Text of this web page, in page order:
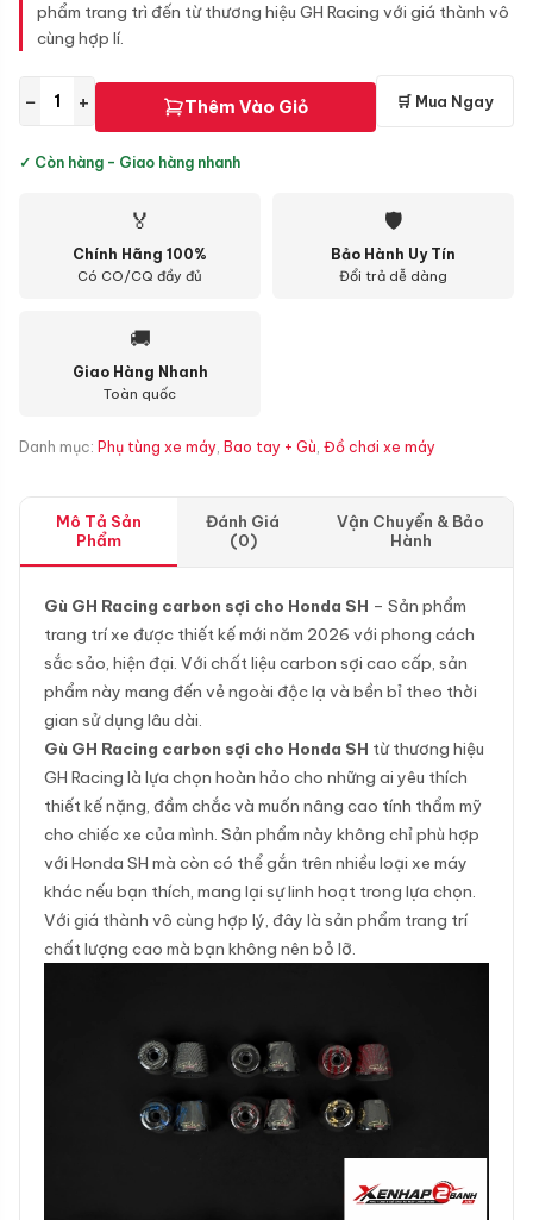
phẩm trang trì đến từ thương hiệu GH Racing với giá thành vô
cùng hợp lí.
− + Thêm Vào Giỏ 🛒 Mua Ngay
✓ Còn hàng - Giao hàng nhanh
🏅
Chính Hãng 100%
Có CO/CQ đầy đủ
🛡
Bảo Hành Uy Tín
Đổi trả dễ dàng
🚚
Giao Hàng Nhanh
Toàn quốc
Danh mục: Phụ tùng xe máy, Bao tay + Gù, Đồ chơi xe máy
Mô Tả Sản
Phẩm
Đánh Giá
(0)
Vận Chuyển & Bảo
Hành
Gù GH Racing carbon sợi cho Honda SH – Sản phẩm
trang trí xe được thiết kế mới năm 2026 với phong cách
sắc sảo, hiện đại. Với chất liệu carbon sợi cao cấp, sản
phẩm này mang đến vẻ ngoài độc lạ và bền bỉ theo thời
gian sử dụng lâu dài.
Gù GH Racing carbon sợi cho Honda SH từ thương hiệu
GH Racing là lựa chọn hoàn hảo cho những ai yêu thích
thiết kế nặng, đầm chắc và muốn nâng cao tính thẩm mỹ
cho chiếc xe của mình. Sản phẩm này không chỉ phù hợp
với Honda SH mà còn có thể gắn trên nhiều loại xe máy
khác nếu bạn thích, mang lại sự linh hoạt trong lựa chọn.
Với giá thành vô cùng hợp lý, đây là sản phẩm trang trí
chất lượng cao mà bạn không nên bỏ lỡ.